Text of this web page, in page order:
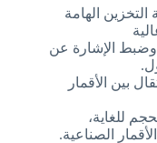
التخزين الهامة
وضبط الإشارة عن
بين الأقمار
للغاية،
الصناعية.